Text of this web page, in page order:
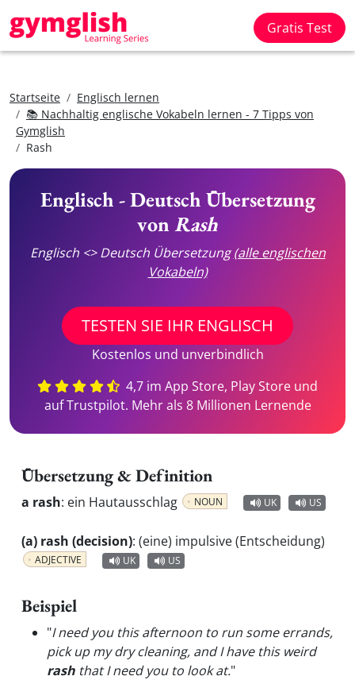
Gratis Test
Startseite
Englisch lernen
📚 Nachhaltig englische Vokabeln lernen - 7 Tipps von
Gymglish
Rash
Englisch - Deutsch Übersetzung
vonRash
Englisch <> Deutsch Übersetzung(alle englischen
Vokabeln)
TESTEN SIE IHR ENGLISCH
Kostenlos und unverbindlich
4,7 im App Store, Play Store und
auf Trustpilot. Mehr als 8 Millionen Lernende
Übersetzung & Definition
a rash: ein Hautausschlag NOUN UK US
(a) rash (decision): (eine) impulsive (Entscheidung)
ADJECTIVE UK US
Beispiel
"I need you this afternoon to run some errands,
pick up my dry cleaning, and I have this weird
rash that I need you to look at."